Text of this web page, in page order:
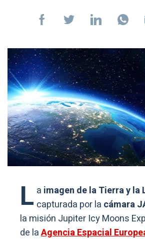
L a imagen de la Tierra y la
capturada por la cámara
la misión Jupiter Icy Moons
de laAgencia Espacial